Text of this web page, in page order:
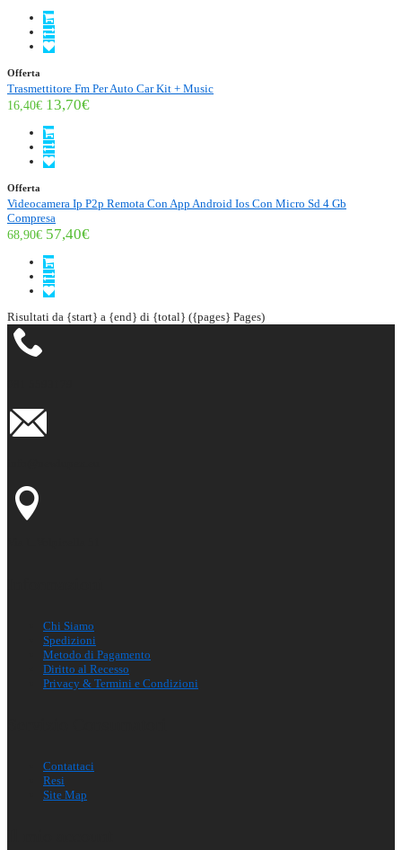
Offerta
Trasmettitore Fm Per Auto Car Kit + Music
16,40€ 13,70€
Offerta
Videocamera Ip P2p Remota Con App Android Ios Con Micro Sd 4 Gb
Compresa
68,90€ 57,40€
Risultati da {start} a {end} di {total} ({pages} Pages)
Chi Siamo
Spedizioni
Metodo di Pagamento
Diritto al Recesso
Privacy & Termini e Condizioni
Contattaci
Resi
Site Map